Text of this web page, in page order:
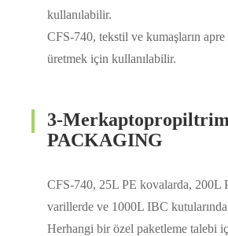
kullanılabilir.
CFS-740, tekstil ve kumaşların apre
üretmek için kullanılabilir.
3-
PACKAGING
CFS-740, 25L PE kovalarda, 200L
varillerde ve 1000L IBC kutularında
Herhangi bir özel paketleme talebi